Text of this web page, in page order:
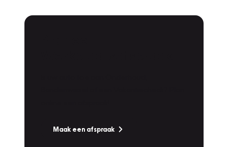
Maak een afspraak